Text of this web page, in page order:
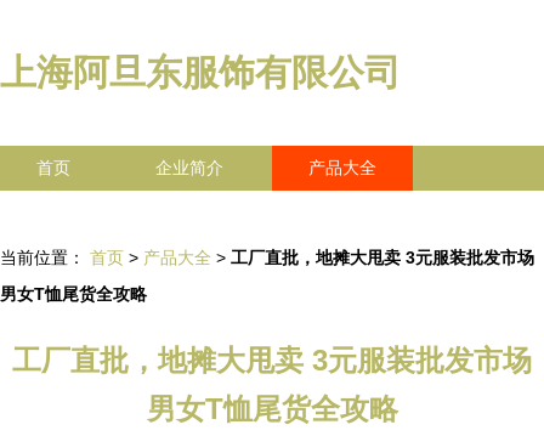
上海阿旦东服饰有限公司
首页 企业简介 产品大全
当前位置： 首页 > 产品大全 > 工厂直批，地摊大甩卖 3元服装批发市场
男女T恤尾货全攻略
工厂直批，地摊大甩卖 3元服装批发市场
男女T恤尾货全攻略